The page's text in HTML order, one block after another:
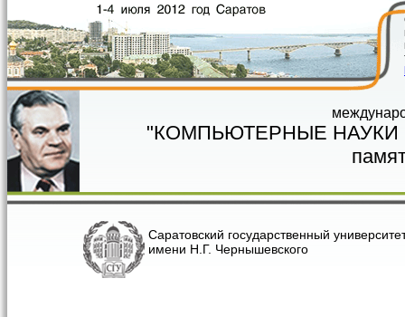
Перейти к основному содержанию
"КОМПЬЮТЕРНЫЕ
Саратовский государственный
имени Н.Г. Чернышевского